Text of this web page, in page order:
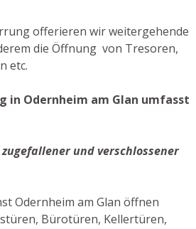
offerieren wir weitergehende
die Öffnung von Tresoren,
etc.
in Odernheim am Glan umfasst
und verschlossener
Odernheim am Glan öffnen
Bürotüren, Kellertüren,